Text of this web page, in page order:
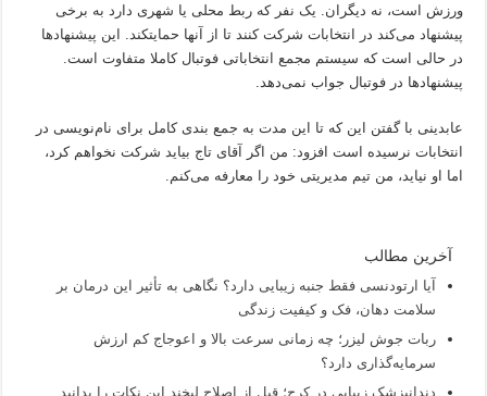
ورزش است، نه دیگران. یک نفر که ربط محلی یا شهری دارد به برخی
پیشنهاد می‌کند در انتخابات شرکت کنند تا از آنها حمایتکند. این پیشنهاد‌ها
در حالی است که سیستم مجمع انتخاباتی فوتبال کاملا متفاوت است.
پیشنهاد‌ها در فوتبال جواب نمی‌دهد.
عابدینی با گفتن این که تا این مدت به جمع بندی کامل برای نام‌نویسی در
انتخابات نرسیده است افزود: من اگر آقای تاج بیاید شرکت نخواهم کرد،
اما او نیاید، من تیم مدیریتی خود را معارفه می‌کنم.
آخرین مطالب
آیا ارتودنسی فقط جنبه زیبایی دارد؟ نگاهی به تأثیر این درمان بر
سلامت دهان، فک و کیفیت زندگی
ربات جوش لیزر؛ چه زمانی سرعت بالا و اعوجاج کم ارزش
سرمایه‌گذاری دارد؟
دندانپزشک زیبایی در کرج؛ قبل از اصلاح لبخند این نکات را بدانید